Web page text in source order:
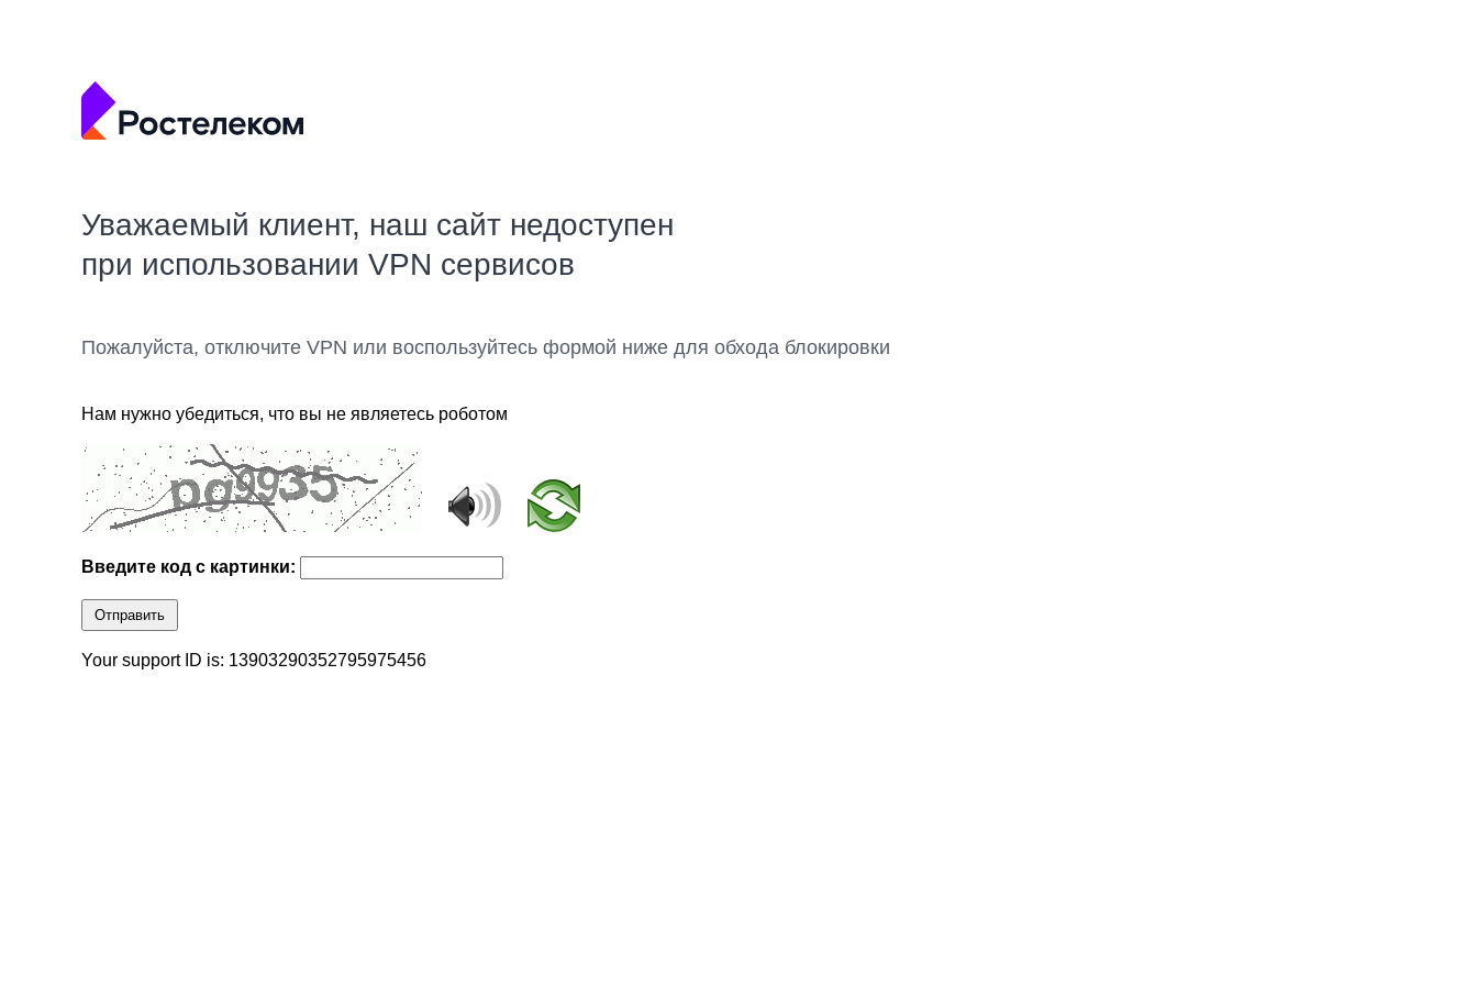
Уважаемый клиент, наш сайт недоступен
при использовании VPN сервисов
Пожалуйста, отключите VPN или воспользуйтесь формой ниже для обхода блокировки
Нам нужно убедиться, что вы не являетесь роботом
Введите код с картинки:
Отправить
Your support ID is: 13903290352795975456